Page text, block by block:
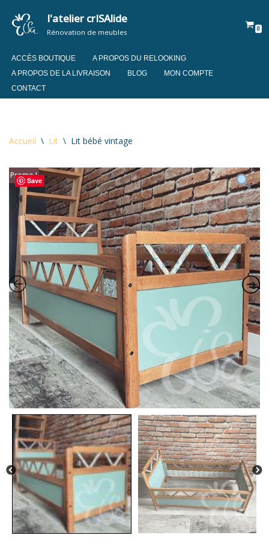
Aller
contenu
l'atelier crISAlide
Rénovation de meubles 0
ACCÈS BOUTIQUE
A PROPOS DU RELOOKING
A PROPOS DE LA LIVRAISON
BLOG
MON COMPTE
CONTACT
Accueil \ Lit \ Lit bébé vintage
Promo !
Save